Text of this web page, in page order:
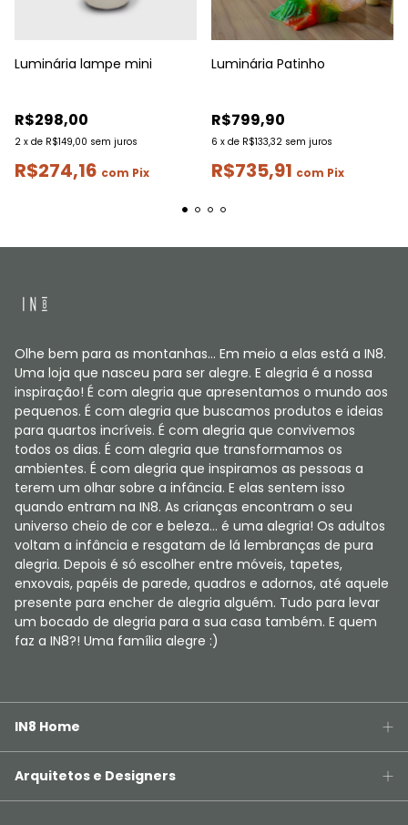
Luminária lampe mini
R$298,00
2 x de R$149,00 sem juros
R$274,16 com Pix
Luminária Patinho
R$799,90
6 x de R$133,32 sem juros
R$735,91 com Pix
Olhe bem para as montanhas... Em meio a elas está a IN8.
Uma loja que nasceu para ser alegre. E alegria é a nossa
inspiração! É com alegria que apresentamos o mundo aos
pequenos. É com alegria que buscamos produtos e ideias
para quartos incríveis. É com alegria que convivemos
todos os dias. É com alegria que transformamos os
ambientes. É com alegria que inspiramos as pessoas a
terem um olhar sobre a infância. E elas sentem isso
quando entram na IN8. As crianças encontram o seu
universo cheio de cor e beleza... é uma alegria! Os adultos
voltam a infância e resgatam de lá lembranças de pura
alegria. Depois é só escolher entre móveis, tapetes,
enxovais, papéis de parede, quadros e adornos, até aquele
presente para encher de alegria alguém. Tudo para levar
um bocado de alegria para a sua casa também. E quem
faz a IN8?! Uma família alegre :)
IN8 Home
Arquitetos e Designers